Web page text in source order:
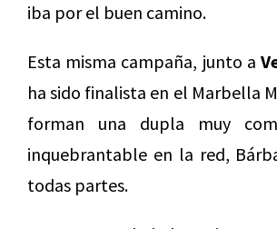
iba por el buen camino.
Esta misma campaña, junto a
ha sido finalista en el Marbella
forman una dupla muy
inquebrantable en la red,
todas partes.